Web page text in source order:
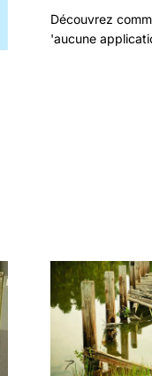
Découvrez
'aucune